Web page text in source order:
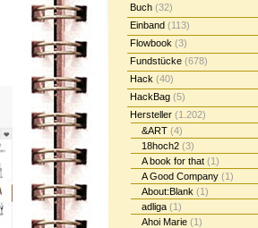
Buch (32)
Einband (113)
Flowbook (3)
Fundstücke (678)
Hack (40)
HackBag (5)
Hersteller (1.202)
&ART (4)
18hoch2 (3)
A book for that (1)
A Good Company (1)
About:Blank (1)
adliga (1)
Ahoi Marie (1)